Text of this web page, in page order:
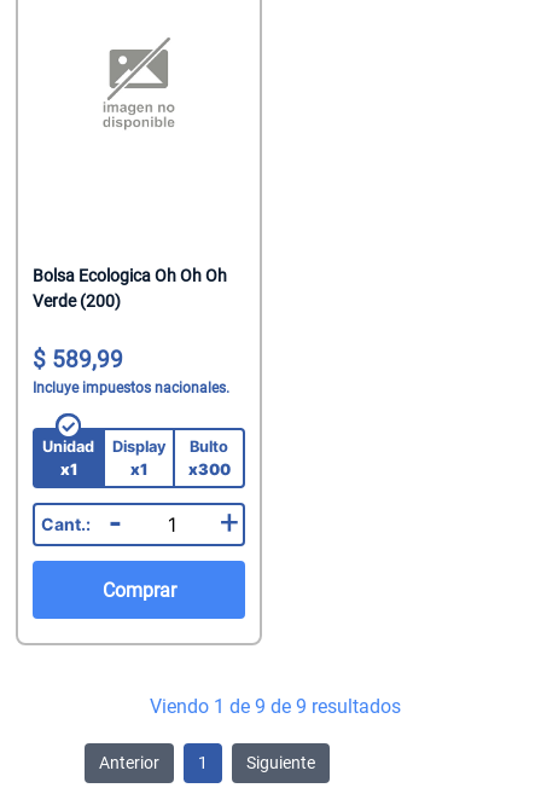
Bolsa Ecologica Oh Oh Oh
Verde (200)
589,99
Incluye impuestos nacionales.
Unidad
x1
Display
x1
Bulto
x300
- +
Comprar
Viendo 1 de 9 de 9 resultados
Anterior 1 Siguiente